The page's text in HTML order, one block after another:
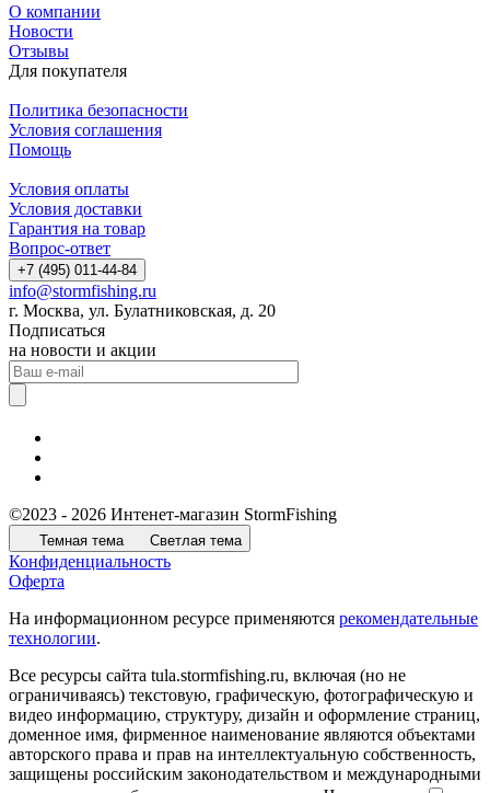
О компании
Новости
Отзывы
Для покупателя
Политика безопасности
Условия соглашения
Помощь
Условия оплаты
Условия доставки
Гарантия на товар
Вопрос-ответ
+7 (495) 011-44-84
info@stormfishing.ru
г. Москва, ул. Булатниковская, д. 20
Подписаться
на новости и акции
©2023 - 2026 Интенет-магазин StormFishing
Темная тема Светлая тема
Конфиденциальность
Оферта
На информационном ресурсе применяются рекомендательные
технологии.
Все ресурсы сайта tula.stormfishing.ru, включая (но не
ограничиваясь) текстовую, графическую, фотографическую и
видео информацию, структуру, дизайн и оформление страниц,
доменное имя, фирменное наименование являются объектами
авторского права и прав на интеллектуальную собственность,
защищены российским законодательством и международными